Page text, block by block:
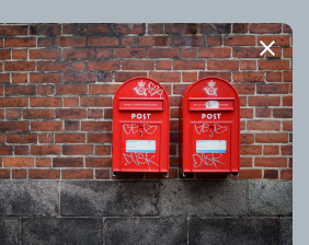
dansearrangementer i Danmark
arrangementer på
og nyheder fraRadioFolk
fraGoFolk
Tilmeld